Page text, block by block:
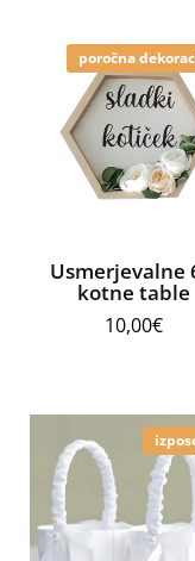
poročna
Usmerjevalne
kotne table
10,00€